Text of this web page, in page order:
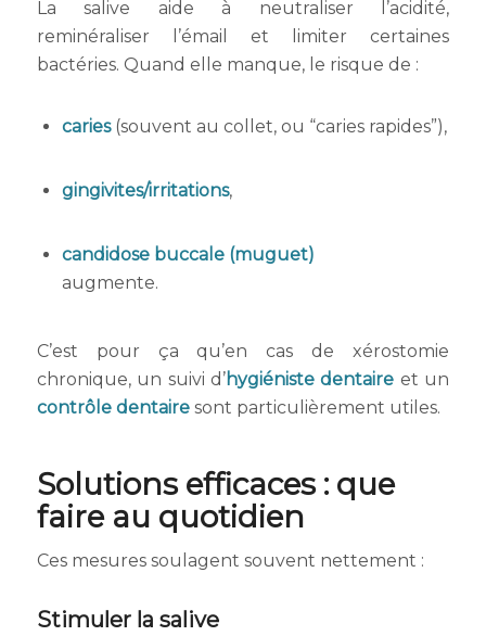
La salive aide à neutraliser l’acidité,
reminéraliser l’émail et limiter certaines
bactéries. Quand elle manque, le risque de :
caries(souvent au collet, ou “caries rapides”),
gingivites/irritations,
candidose buccale (muguet)
augmente.
C’est pour ça qu’en cas de xérostomie
chronique, un suivi d’hygiéniste dentaire et un
contrôle dentairesont particulièrement utiles.
Solutions efficaces : que
faire au quotidien
Ces mesures soulagent souvent nettement :
Stimuler la salive